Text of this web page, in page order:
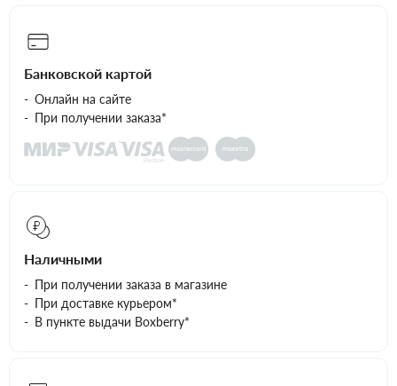
Банковской картой
Онлайн на сайте
При получении заказа*
Наличными
При получении заказа в магазине
При доставке курьером*
В пункте выдачи Boxberry*